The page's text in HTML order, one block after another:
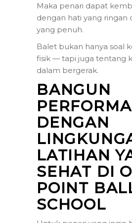
Maka penari dapat
dengan hati yang ringan
yang penuh.
Balet bukan hanya soal
fisik — tapi juga tentang
dalam bergerak.
BANGUN
PERFORMA
DENGAN
LATIHAN
SEHAT DI
POINT
SCHOOL